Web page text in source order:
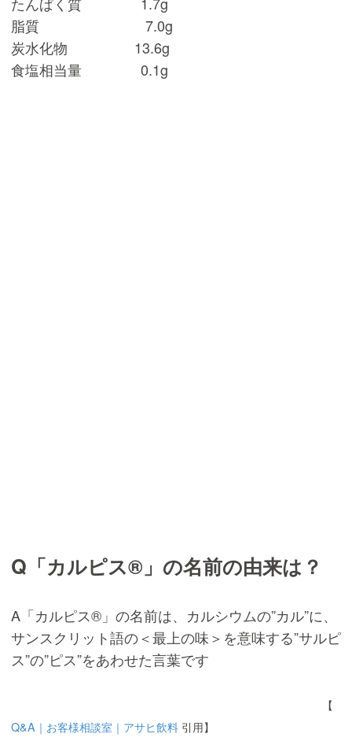
脂質 7.0g
炭水化物 13.6g
食塩相当量 0.1g
Q「カルピス®️」の名前の由来は？
A「カルピス®️」の名前は、カルシウムの”カル”に、
サンスクリット語の＜最上の味＞を意味する”サルピ
ス”の”ピス”をあわせた言葉です
【
Q&A｜お客様相談室｜アサヒ飲料 引用】